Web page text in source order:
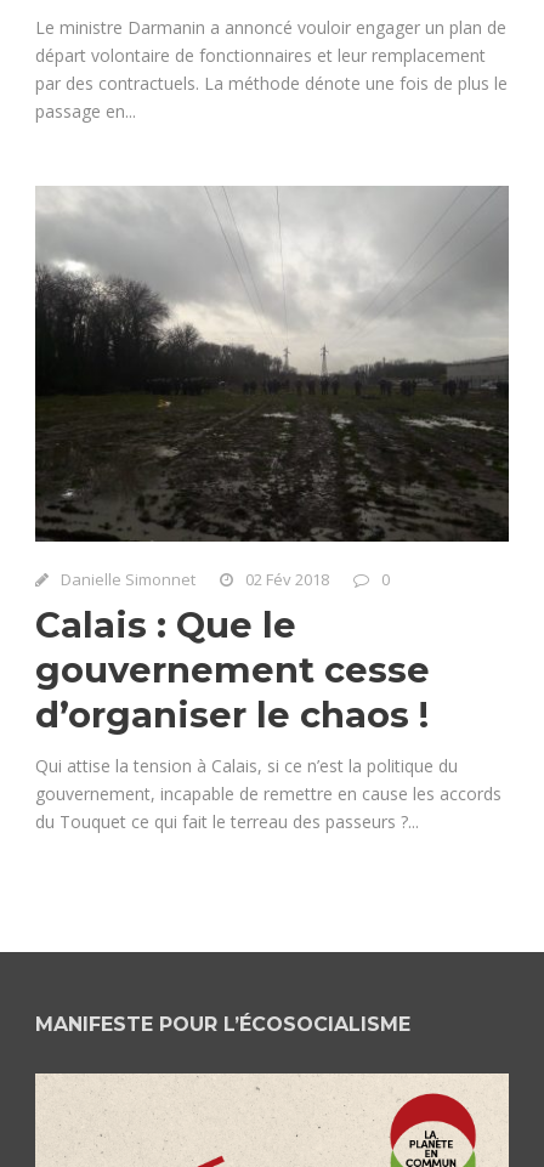
Le ministre Darmanin a annoncé vouloir engager un plan de
départ volontaire de fonctionnaires et leur remplacement
par des contractuels. La méthode dénote une fois de plus le
passage en...
Danielle Simonnet 02 Fév 2018 0
Calais : Que le
gouvernement cesse
d’organiser le chaos !
Qui attise la tension à Calais, si ce n’est la politique du
gouvernement, incapable de remettre en cause les accords
du Touquet ce qui fait le terreau des passeurs ?...
MANIFESTE POUR L’ÉCOSOCIALISME